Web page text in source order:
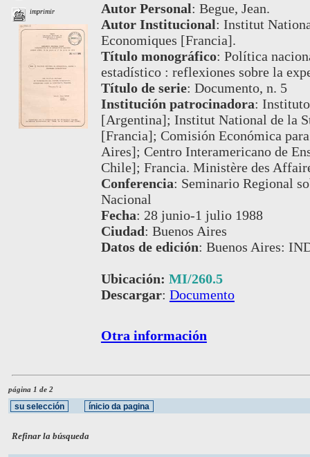
imprimir Autor Personal: Begue, Jean.
Autor Institucional: Institut
Economiques [Francia].
Título monográfico: Política
estadístico : reflexiones sobre la
Título de serie: Documento, n. 5
Institución patrocinadora:
[Argentina]; Institut National de la
[Francia]; Comisión Económica
Aires]; Centro Interamericano de
Chile]; Francia. Ministère des
Conferencia: Seminario Regional
Nacional
Fecha: 28 junio-1 julio 1988
Ciudad: Buenos Aires
Datos de edición: Buenos Aires:
Ubicación: MI/260.5
Descargar: Documento
Otra información
página 1 de 2
Refinar la búsqueda